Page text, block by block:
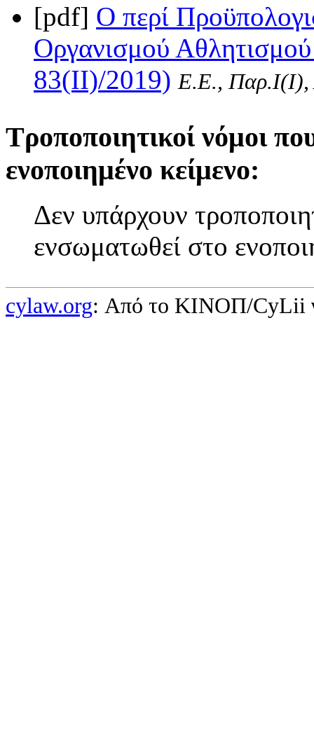
[pdf] Ο περί
Οργανισμού
83(II)/2019) Ε.Ε., Παρ.Ι(I),
Τροποποιητικοί νόμοι
ενοποιημένο κείμενο:
Δεν υπάρχουν
ενσωματωθεί στο
cylaw.org: Από το ΚΙΝOΠ/CyLii